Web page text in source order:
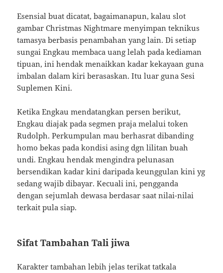
Esensial buat dicatat, bagaimanapun, kalau slot
gambar Christmas Nightmare menyimpan teknikus
tamasya berbasis penambahan yang lain. Di setiap
sungai Engkau membaca uang lelah pada kediaman
tipuan, ini hendak menaikkan kadar kekayaan guna
imbalan dalam kiri berasaskan. Itu luar guna Sesi
Suplemen Kini.
Ketika Engkau mendatangkan persen berikut,
Engkau diajak pada segmen praja melalui token
Rudolph. Perkumpulan mau berhasrat dibanding
homo bekas pada kondisi asing dgn lilitan buah
undi. Engkau hendak mengindra pelunasan
bersendikan kadar kini daripada keunggulan kini yg
sedang wajib dibayar. Kecuali ini, pengganda
dengan sejumlah dewasa berdasar saat nilai-nilai
terkait pula siap.
Sifat Tambahan Tali jiwa
Karakter tambahan lebih jelas terikat tatkala